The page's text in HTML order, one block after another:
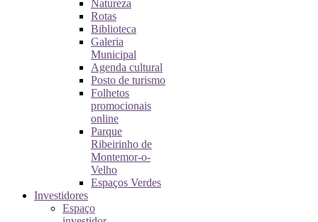
Natureza
Rotas
Biblioteca
Galeria
Municipal
Agenda cultural
Posto de turismo
Folhetos
promocionais
online
Parque
Ribeirinho de
Montemor-o-
Velho
Espaços Verdes
Investidores
Espaço